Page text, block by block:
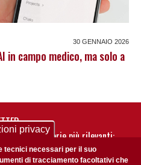
30 GENNAIO 2026
in campo medico, ma solo a
te nostre storie più rilevanti:
nostra newsletter
privacy
tecnici necessari per il suo
di tracciamento facoltativi che